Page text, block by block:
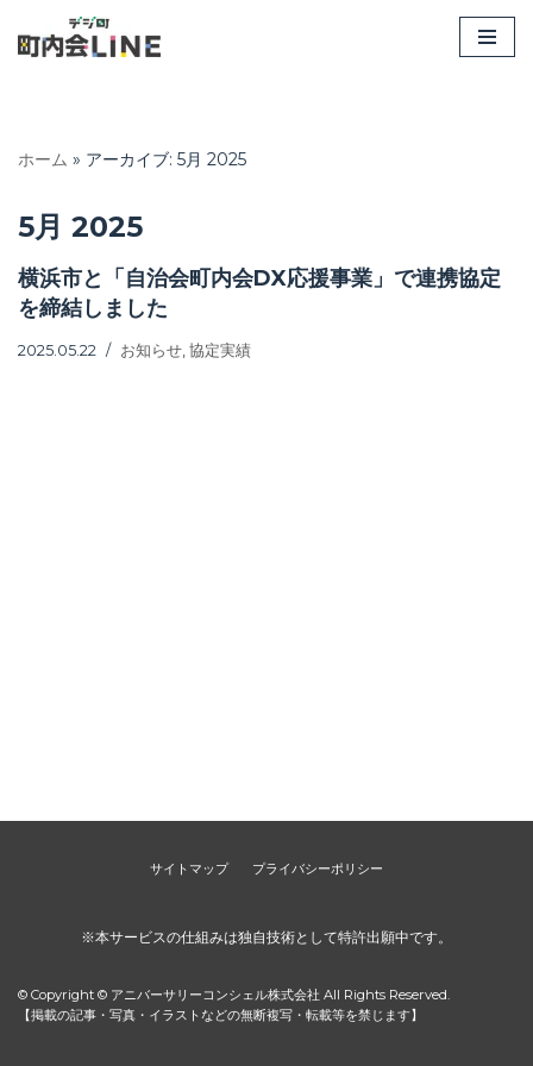
コ
ン
へ
ス
キ
ッ
ホーム » アーカイブ: 5月 2025
5月 2025
横浜市と「自治会町内会DX応援事業」で連携協定
を締結しました
2025.05.22 お知らせ 協定実績
サイトマップ プライバシーポリシー
※本サービスの仕組みは独自技術として特許出願中です。
© Copyright © アニバーサリーコンシェル株式会社 All Rights Reserved.
【掲載の記事・写真・イラストなどの無断複写・転載等を禁じます】